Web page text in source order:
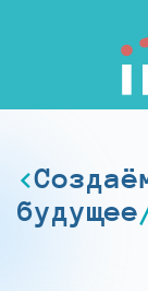
будущее